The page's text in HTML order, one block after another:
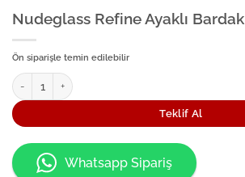
Nudeglass Refine Ayaklı Bardak
Ön siparişle temin edilebilir
Nudeglass Refine Ayaklı Bardak adet
Teklif Al
Whatsapp Sipariş